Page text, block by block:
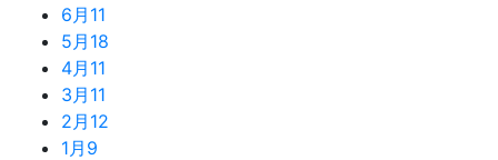
6月 11
5月 18
4月 11
3月 11
2月 12
1月 9